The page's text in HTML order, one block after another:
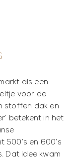
als een
voor de
stoffen dak en
betekent in het
500’s en 600’s
Dat idee kwam